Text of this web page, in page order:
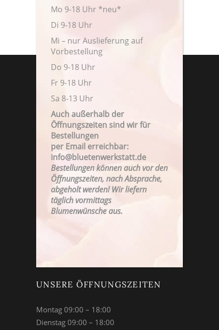
FAMILIENBETRIEB SEIT 1923
UNSERE ÖFFNUNGSZEITEN
Montag 09:00 – 18:00
Dienstag 09:00 – 18:00
Mo 9-18 Uhr *neu*
Di 9-18 Uhr
Mi – nur Auslieferung auf
Vorbestellung
Do 9-18 Uhr
Fr 9-18 Uhr
Sa 8-13 Uhr
Auch außerhalb der
Öffnungszeiten sind wir für
Bestellungen
per Email erreichbar:
info@bluetenwerkstatt.de
Bestellungen können auch vor den
Öffnungszeiten, nach Absprache,
abgeholt werden! Wir liefern
täglich vormittags
Blumenwünsche aus.